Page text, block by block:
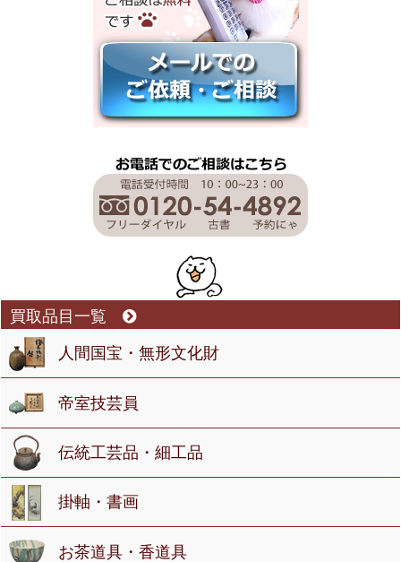
買取品目一覧
人間国宝・無形文化財
帝室技芸員
伝統工芸品・細工品
掛軸・書画
お茶道具・香道具